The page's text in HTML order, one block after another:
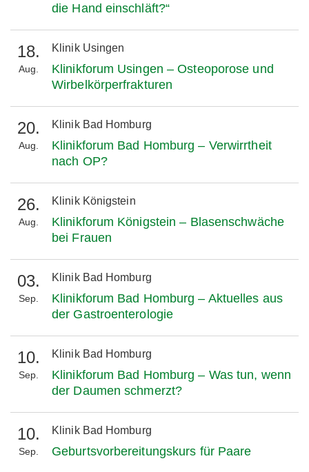
die Hand einschläft?“
18.
Aug.
Klinik Usingen
Klinikforum Usingen – Osteoporose und
Wirbelkörperfrakturen
20.
Aug.
Klinik Bad Homburg
Klinikforum Bad Homburg – Verwirrtheit
nach OP?
26.
Aug.
Klinik Königstein
Klinikforum Königstein – Blasenschwäche
bei Frauen
03.
Sep.
Klinik Bad Homburg
Klinikforum Bad Homburg – Aktuelles aus
der Gastroenterologie
10.
Sep.
Klinik Bad Homburg
Klinikforum Bad Homburg – Was tun, wenn
der Daumen schmerzt?
10.
Sep.
Klinik Bad Homburg
Geburtsvorbereitungskurs für Paare